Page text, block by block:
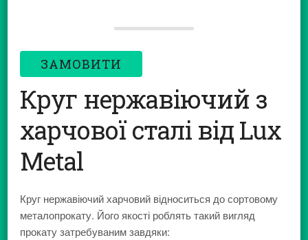
ЗАМОВИТИ
Круг нержавіючий з
харчової сталі від Lux
Metal
Круг нержавіючий харчовий відноситься до сортовому
металопрокату. Його якості роблять такий вигляд
прокату затребуваним завдяки: